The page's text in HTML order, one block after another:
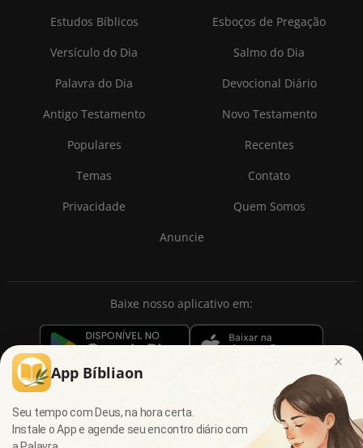
Estudos Bíblicos
Esboços de Pregação
Versículo do Dia
Salmo do Dia
Palavra do Dia
Devocional Diário
Antigo Testamento
Novo Testamento
Populares
Recentes
Temas
Contato
Privacidade
Quem Somos
Anuncie
Baixe nosso aplicativo em:
×
App Bíbliaon
Seu tempo com Deus, na hora certa.
Instale o App e agende seu encontro diário com